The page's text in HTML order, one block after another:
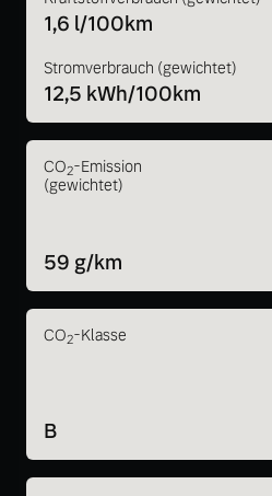
1,6 l/100km
Stromverbrauch (gewichtet)
12,5 kWh/100km
CO2-Emission
(gewichtet)
59 g/km
CO2-Klasse
B